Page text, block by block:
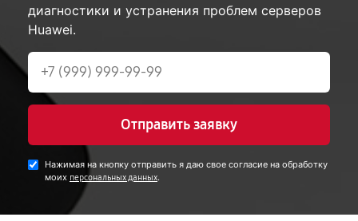
диагностики и устранения проблем серверов
Huawei.
Отправить заявку
Нажимая на кнопку отправить я даю свое согласие на обработку
моих персональных данных.